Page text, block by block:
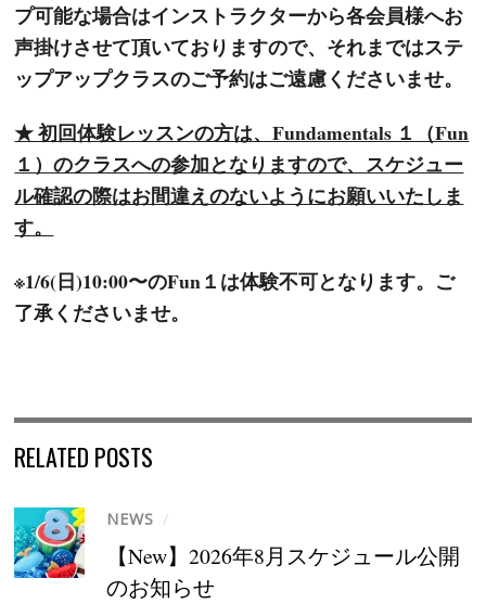
プ可能な場合はインストラクターから各会員様へお
声掛けさせて頂いておりますので、それまではステ
ップアップクラスのご予約はご遠慮くださいませ。
★ 初回体験レッスンの方は、Fundamentals １（Fun
１）のクラスへの参加となりますので、スケジュー
ル確認の際はお間違えのないようにお願いいたしま
す。
※1/6(日)10:00〜のFun１は体験不可となります。ご
了承くださいませ。
RELATED POSTS
NEWS /
【New】2026年8月スケジュール公開
のお知らせ